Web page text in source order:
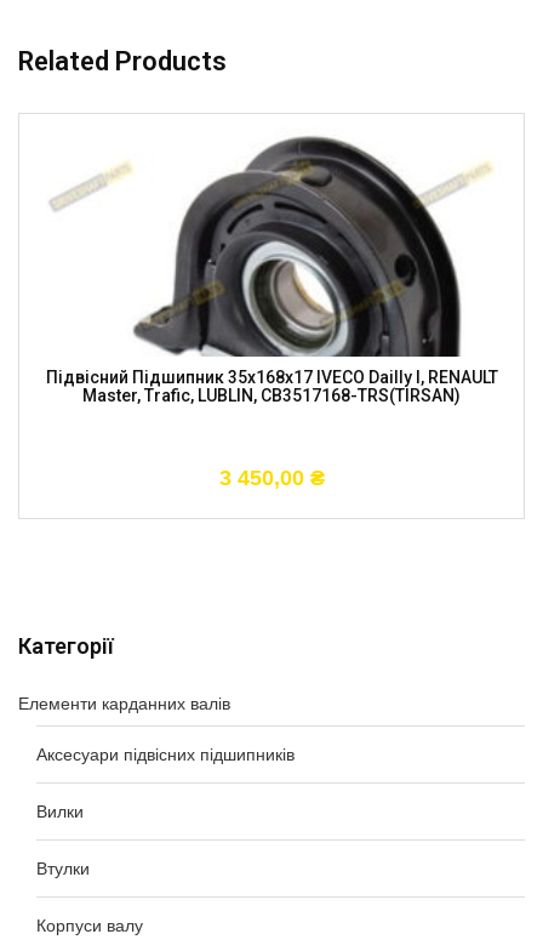
Категорії
Елементи карданних валів
Аксесуари підвісних підшипників
Вилки
Втулки
Корпуси валу
Related Products
Підвісний Підшипник 35x168x17 IVECO Dailly I, RENAULT
Master, Trafic, LUBLIN, CB3517168-TRS(TIRSAN)
3 450,00 ₴